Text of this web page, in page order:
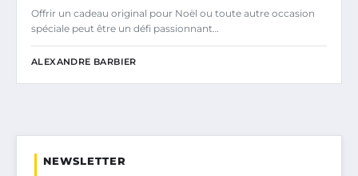
Offrir un cadeau original pour Noël ou toute autre occasion
spéciale peut être un défi passionnant…
ALEXANDRE BARBIER
NEWSLETTER